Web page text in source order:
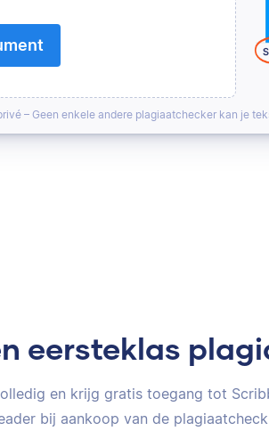
– Geen enkele andere plagiaatchecker kan je
eersteklas
en krijg gratis toegang tot
bij aankoop van de plagiaatcheck